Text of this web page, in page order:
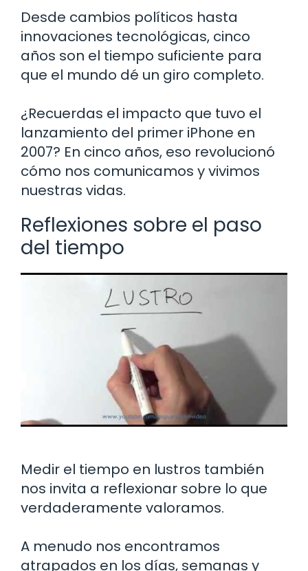
Desde cambios políticos hasta
innovaciones tecnológicas, cinco
años son el tiempo suficiente para
que el mundo dé un giro completo.
¿Recuerdas el impacto que tuvo el
lanzamiento del primer iPhone en
2007? En cinco años, eso revolucionó
cómo nos comunicamos y vivimos
nuestras vidas.
Reflexiones sobre el paso
del tiempo
Medir el tiempo en lustros también
nos invita a reflexionar sobre lo que
verdaderamente valoramos.
A menudo nos encontramos
atrapados en los días, semanas y